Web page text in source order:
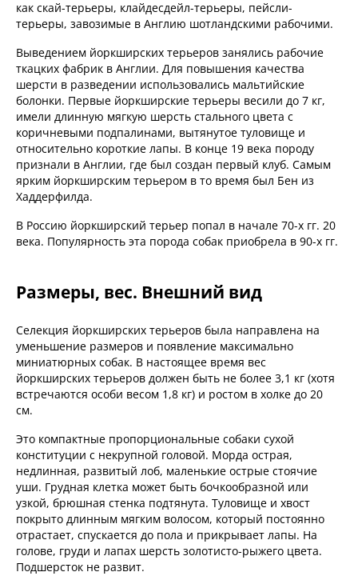
как скай-терьеры, клайдесдейл-терьеры, пейсли-
терьеры, завозимые в Англию шотландскими рабочими.
Выведением йоркширских терьеров занялись рабочие
ткацких фабрик в Англии. Для повышения качества
шерсти в разведении использовались мальтийские
болонки. Первые йоркширские терьеры весили до 7 кг,
имели длинную мягкую шерсть стального цвета с
коричневыми подпалинами, вытянутое туловище и
относительно короткие лапы. В конце 19 века породу
признали в Англии, где был создан первый клуб. Самым
ярким йоркширским терьером в то время был Бен из
Хаддерфилда.
В Россию йоркширский терьер попал в начале 70-х гг. 20
века. Популярность эта порода собак приобрела в 90-х гг.
Размеры, вес. Внешний вид
Селекция йоркширских терьеров была направлена на
уменьшение размеров и появление максимально
миниатюрных собак. В настоящее время вес
йоркширских терьеров должен быть не более 3,1 кг (хотя
встречаются особи весом 1,8 кг) и ростом в холке до 20
см.
Это компактные пропорциональные собаки сухой
конституции с некрупной головой. Морда острая,
недлинная, развитый лоб, маленькие острые стоячие
уши. Грудная клетка может быть бочкообразной или
узкой, брюшная стенка подтянута. Туловище и хвост
покрыто длинным мягким волосом, который постоянно
отрастает, спускается до пола и прикрывает лапы. На
голове, груди и лапах шерсть золотисто-рыжего цвета.
Подшерсток не развит.